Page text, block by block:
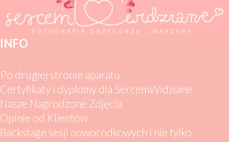
INFO
Po drugiej stronie aparatu
Certyfikaty i dyplomy dla SercemWidziane
Nasze Nagrodzone Zdjęcia
Opinie od Klientów
Backstage sesji noworodkowych i nie tylko